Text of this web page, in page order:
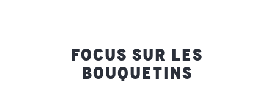
FOCUS SUR LES
BOUQUETINS